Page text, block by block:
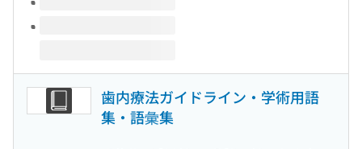
歯内療法ガイドライン・学術用語
集・語彙集